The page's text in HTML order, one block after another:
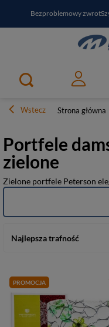
Bezproblemowy zwrot
PayPo - kup i zapłać za30
Wstecz Strona główna
Portfele
zielone
Zielone portfele Peterson
Najlepsza trafność
PROMOCJA